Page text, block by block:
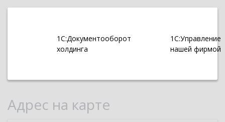
1С:Документооборот
холдинга
1С:Управление
нашей фирмой
Адрес на карте